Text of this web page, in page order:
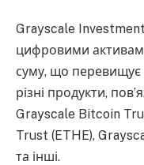
Grayscale
цифровими
суму, що
різні продукти,
Grayscale Bitcoin
Trust (ETHE),
та інші.